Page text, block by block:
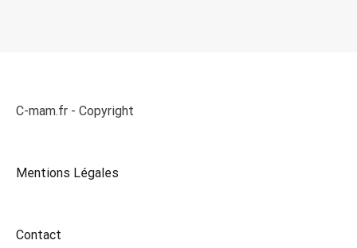
C-mam.fr - Copyright
Mentions Légales
Contact